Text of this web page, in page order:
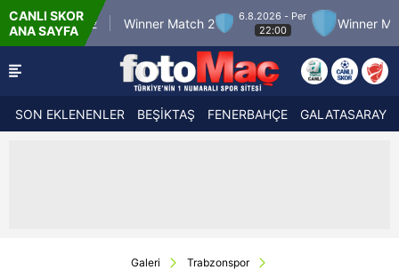
CANLI SKOR
ANA SAYFA
12 Winner Match 2
6.8.2026 - Per
22:00
Winner Match 3
SON EKLENENLER BEŞİKTAŞ FENERBAHÇE GALATASARAY
Galeri
Trabzonspor